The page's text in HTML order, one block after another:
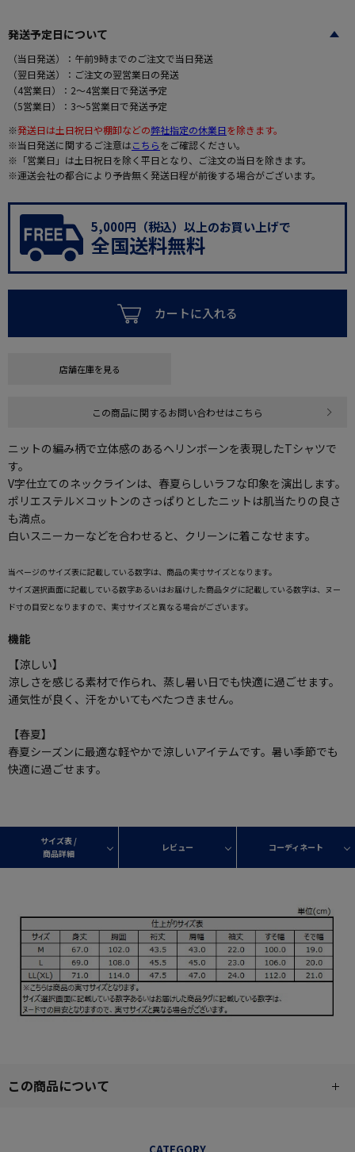
発送予定日について
（当日発送）：午前9時までのご注文で当日発送
（翌日発送）：ご注文の翌営業日の発送
（4営業日）：2～4営業日で発送予定
（5営業日）：3～5営業日で発送予定
※発送日は土日祝日や棚卸などの弊社指定の休業日を除きます。
※当日発送に関するご注意はこちらをご確認ください。
※「営業日」は土日祝日を除く平日となり、ご注文の当日を除きます。
※運送会社の都合により予告無く発送日程が前後する場合がございます。
5,000円（税込）以上のお買い上げで
全国送料無料
カートに入れる
店舗在庫を見る
この商品に関するお問い合わせはこちら
ニットの編み柄で立体感のあるヘリンボーンを表現したTシャツで
す。
V字仕立てのネックラインは、春夏らしいラフな印象を演出します。
ポリエステル×コットンのさっぱりとしたニットは肌当たりの良さ
も満点。
白いスニーカーなどを合わせると、クリーンに着こなせます。
当ページのサイズ表に記載している数字は、商品の実寸サイズとなります。
サイズ選択画面に記載している数字あるいはお届けした商品タグに記載している数字は、ヌー
ド寸の目安となりますので、実寸サイズと異なる場合がございます。
機能
【涼しい】
涼しさを感じる素材で作られ、蒸し暑い日でも快適に過ごせます。
通気性が良く、汗をかいてもべたつきません。
【春夏】
春夏シーズンに最適な軽やかで涼しいアイテムです。暑い季節でも
快適に過ごせます。
サイズ表 /
商品詳細
レビュー コーディネート
この商品について